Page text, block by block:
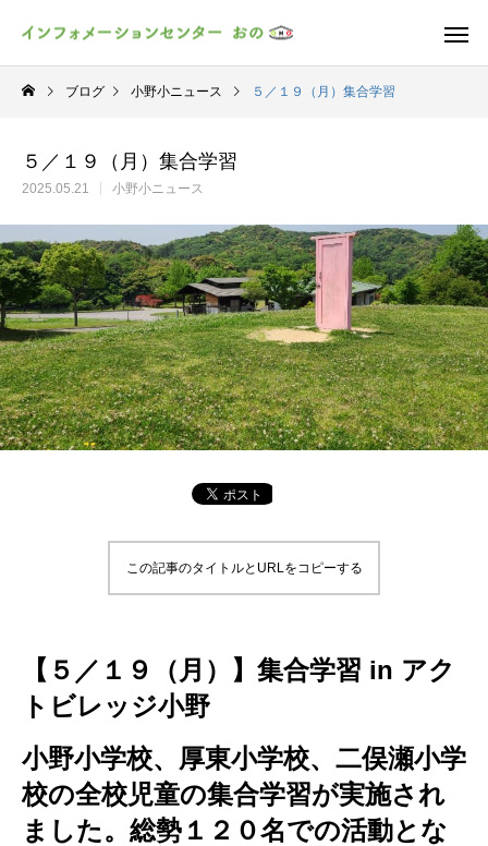
ブログ 小野小ニュース ５／１９（月）集合学習
５／１９（月）集合学習
2025.05.21 小野小ニュース
この記事のタイトルとURLをコピーする
【５／１９（月）】集合学習 in アク
トビレッジ小野
小野小学校、厚東小学校、二俣瀬小学
校の全校児童の集合学習が実施され
ました。総勢１２０名での活動とな